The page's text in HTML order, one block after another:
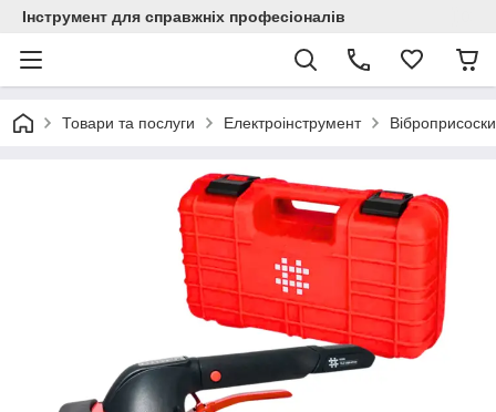
Інструмент для справжніх професіоналів
Товари та послуги Електроінструмент Віброприсоски